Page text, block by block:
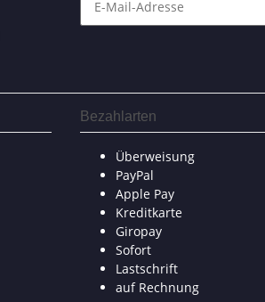
Bezahlarten
Überweisung
PayPal
Apple Pay
Kreditkarte
Giropay
Sofort
Lastschrift
auf Rechnung